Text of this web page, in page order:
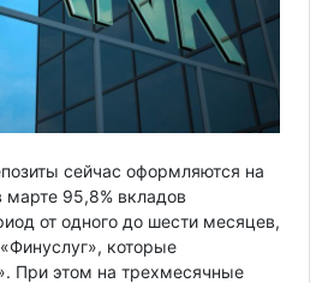
сейчас оформляются на
марте 95,8% вкладов
от одного до шести месяцев,
которые
При этом на трехмесячные